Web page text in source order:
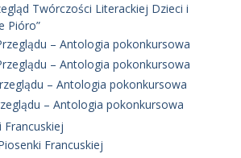
Twórczości Literackiej Dzieci i
Pióro”
– Antologia pokonkursowa
– Antologia pokonkursowa
– Antologia pokonkursowa
– Antologia pokonkursowa
Francuskiej
Francuskiej